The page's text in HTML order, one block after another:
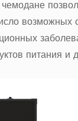
возможных
питания и